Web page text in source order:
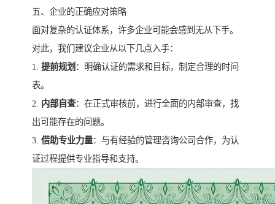
五、企业的正确应对策略
面对复杂的认证体系，许多企业可能会感到无从下手。
对此，我们建议企业从以下几点入手：
1. 提前规划 ：明确认证的需求和目标，制定合理的时间
表。
2. 内部自查：在正式审核前，进行全面的内部审查，找
出可能存在的问题。
3. 借助专业力量：与有经验的管理咨询公司合作，为认
证过程提供专业指导和支持。